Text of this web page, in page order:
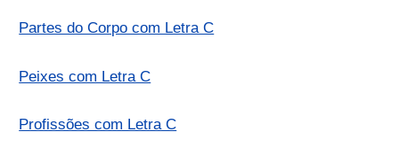
Partes do Corpo com Letra C
Peixes com Letra C
Profissões com Letra C